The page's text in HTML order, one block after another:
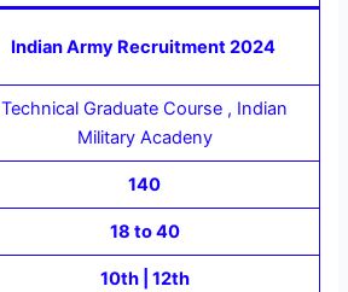
Indian Army Recruitment 2024
Technical Graduate Course , Indian
Military Acadeny
140
18 to 40
10th | 12th